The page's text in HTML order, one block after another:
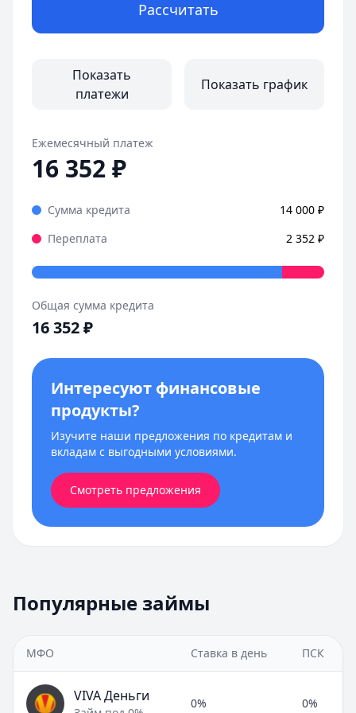
Рассчитать
Показать
платежи
Показать график
Ежемесячный платеж
16 352₽
Сумма кредита 14 000 ₽
Переплата
2 352 ₽
Общая сумма кредита
16 352₽
Интересуют финансовые
продукты?
Изучите наши предложения по кредитам и
вкладам с выгодными условиями.
Смотреть предложения
Популярные займы
МФО Ставка в день ПСК
VIVA Деньги 0% 0%